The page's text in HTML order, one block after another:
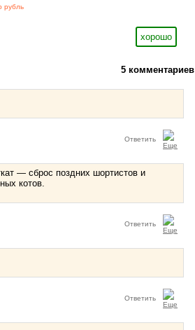
рубль
хорошо
5 комментариев
Ответить
— сброс поздних шортистов и
котов.
Ответить
Ответить